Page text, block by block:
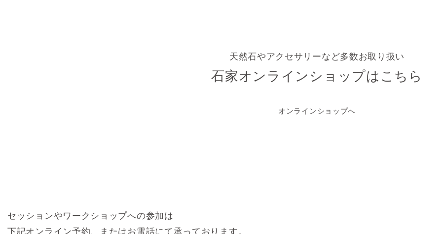
天然石やアクセサリーなど多数お取り扱い
石家オンラインショップはこちら
オンラインショップへ
セッションやワークショップへの参加は
下記オンライン予約、またはお電話にて承っております。